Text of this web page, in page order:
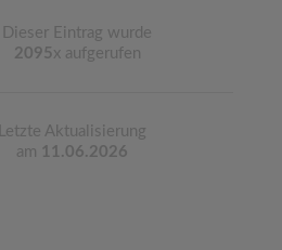
Dieser Eintrag wurde
2095 x aufgerufen
Letzte Aktualisierung
am 11.06.2026